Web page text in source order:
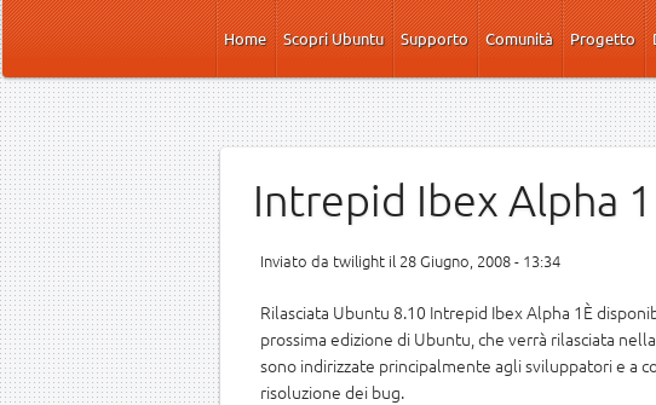
Salta al contenuto principale
Home
Scopri Ubuntu Supporto Comunità Progetto
Intrepid Ibex Alpha 1
Inviato da twilight il 28 Giugno, 2008 - 13:34
Rilasciata Ubuntu 8.10 Intrepid Ibex Alpha 1È
prossima edizione di Ubuntu, che verrà rilasciata
sono indirizzate principalmente agli sviluppatori e a
risoluzione dei bug.